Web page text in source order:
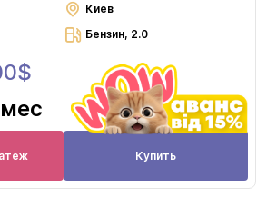
Киев
Бензин, 2.0
Купить